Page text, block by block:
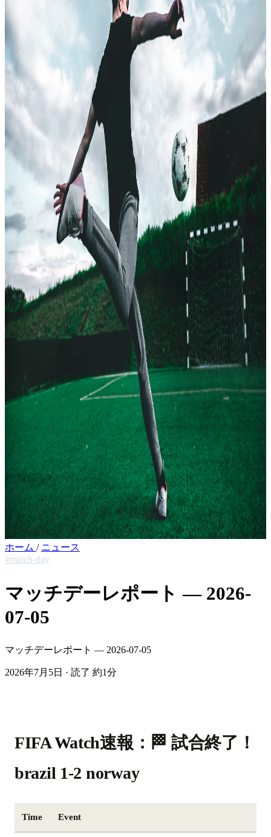
ホーム / ニュース
#match-day
マッチデーレポート — 2026-
07-05
マッチデーレポート — 2026-07-05
2026年7月5日 · 読了 約1分
FIFA Watch速報：🏁 試合終了！
brazil 1-2 norway
Time Event